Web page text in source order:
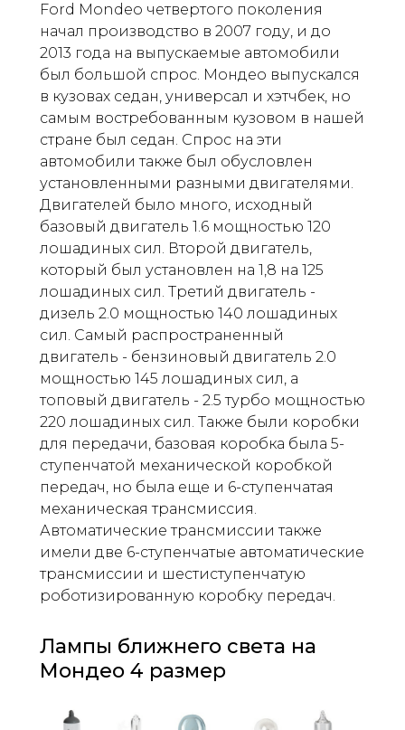
Ford Mondeo четвертого поколения
начал производство в 2007 году, и до
2013 года на выпускаемые автомобили
был большой спрос. Мондео выпускался
в кузовах седан, универсал и хэтчбек, но
самым востребованным кузовом в нашей
стране был седан. Спрос на эти
автомобили также был обусловлен
установленными разными двигателями.
Двигателей было много, исходный
базовый двигатель 1.6 мощностью 120
лошадиных сил. Второй двигатель,
который был установлен на 1,8 на 125
лошадиных сил. Третий двигатель -
дизель 2.0 мощностью 140 лошадиных
сил. Самый распространенный
двигатель - бензиновый двигатель 2.0
мощностью 145 лошадиных сил, а
топовый двигатель - 2.5 турбо мощностью
220 лошадиных сил. Также были коробки
для передачи, базовая коробка была 5-
ступенчатой ​​механической коробкой
передач, но была еще и 6-ступенчатая
механическая трансмиссия.
Автоматические трансмиссии также
имели две 6-ступенчатые автоматические
трансмиссии и шестиступенчатую
роботизированную коробку передач.
Лампы ближнего света на
Мондео 4 размер